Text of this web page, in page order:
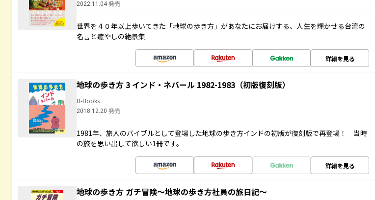
2022.11.04 発売
世界を４０年以上歩いてきた「地球の歩き方」があなたにお届けする、人生を輝かせる台湾の
名言と癒やしの絶景集
詳細を見る
地球の歩き方 3 インド・ネパール 1982-1983（初版復刻版）
D-Books
2018.12.20 発売
1981年、旅人のバイブルとして登場した地球の歩き方インドの初版が復刻版で再登場！ 当時
の旅を思い出して欲しい1冊です。
詳細を見る
地球の歩き方 ガチ冒険～地球の歩き方社員の旅日記～